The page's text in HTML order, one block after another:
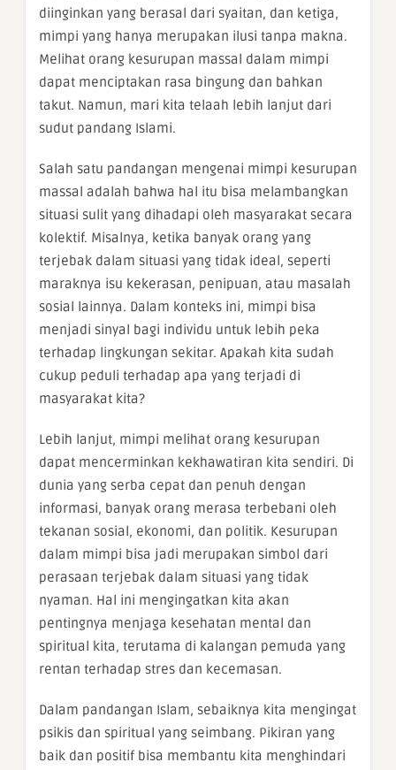
diinginkan yang berasal dari syaitan, dan ketiga,
mimpi yang hanya merupakan ilusi tanpa makna.
Melihat orang kesurupan massal dalam mimpi
dapat menciptakan rasa bingung dan bahkan
takut. Namun, mari kita telaah lebih lanjut dari
sudut pandang Islami.
Salah satu pandangan mengenai mimpi kesurupan
massal adalah bahwa hal itu bisa melambangkan
situasi sulit yang dihadapi oleh masyarakat secara
kolektif. Misalnya, ketika banyak orang yang
terjebak dalam situasi yang tidak ideal, seperti
maraknya isu kekerasan, penipuan, atau masalah
sosial lainnya. Dalam konteks ini, mimpi bisa
menjadi sinyal bagi individu untuk lebih peka
terhadap lingkungan sekitar. Apakah kita sudah
cukup peduli terhadap apa yang terjadi di
masyarakat kita?
Lebih lanjut, mimpi melihat orang kesurupan
dapat mencerminkan kekhawatiran kita sendiri. Di
dunia yang serba cepat dan penuh dengan
informasi, banyak orang merasa terbebani oleh
tekanan sosial, ekonomi, dan politik. Kesurupan
dalam mimpi bisa jadi merupakan simbol dari
perasaan terjebak dalam situasi yang tidak
nyaman. Hal ini mengingatkan kita akan
pentingnya menjaga kesehatan mental dan
spiritual kita, terutama di kalangan pemuda yang
rentan terhadap stres dan kecemasan.
Dalam pandangan Islam, sebaiknya kita mengingat
psikis dan spiritual yang seimbang. Pikiran yang
baik dan positif bisa membantu kita menghindari